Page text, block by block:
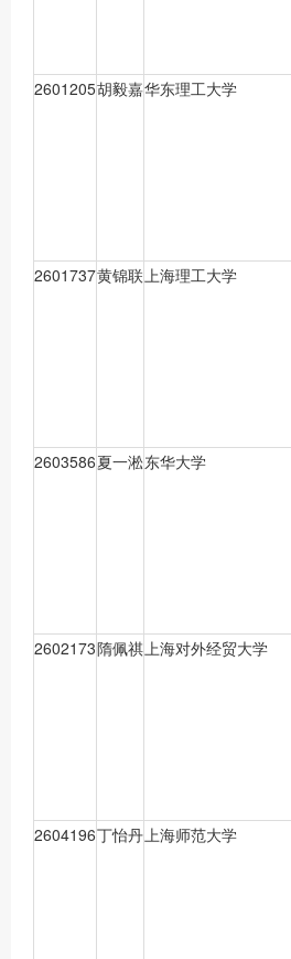
2601205胡毅嘉华东理工大学
2601737黄锦联 上海理工大学
2603586夏一淞东华大学
2602173隋佩祺 上海对外经贸大学
2604196丁怡丹 上海师范大学